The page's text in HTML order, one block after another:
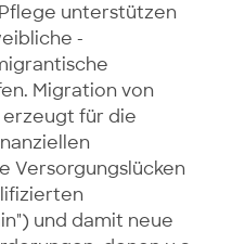
unterstützen
-
Migration von
für die
Versorgungslücken
und damit neue